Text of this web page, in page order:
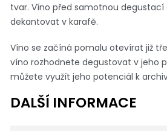
tvar. Víno před samotnou
dekantovat v karafě.
Víno se začíná pomalu otevírat již
víno rozhodnete degustovat v jeho
můžete využít jeho potenciál k
DALŠÍ INFORMACE